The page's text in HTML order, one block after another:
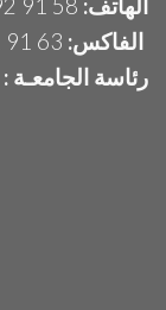
الهاتف:
الفاكس:
رئاسة الجامعـة :